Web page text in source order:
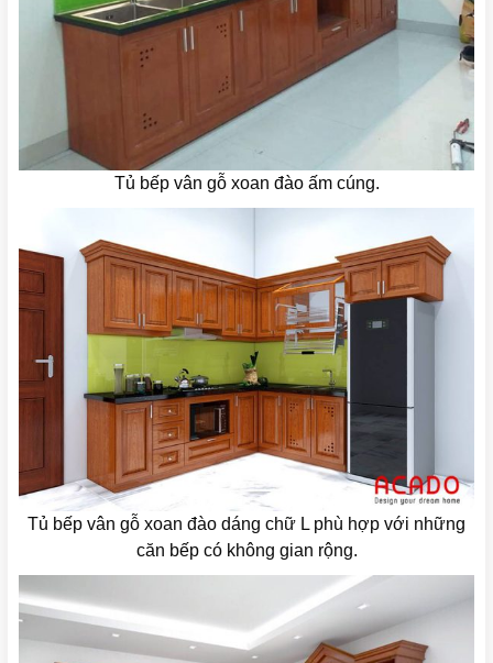
Tủ bếp vân gỗ xoan đào ấm cúng.
Tủ bếp vân gỗ xoan đào dáng chữ L phù hợp với những
căn bếp có không gian rộng.